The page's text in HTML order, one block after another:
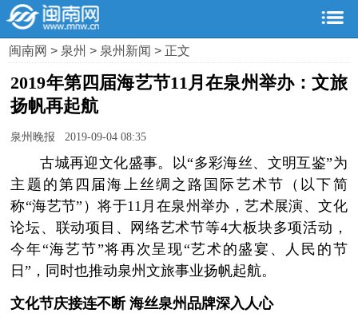
闽南网> 泉州> 泉州新闻> 正文
2019年第四届海艺节11月在泉州举办：文旅
扬帆再起航
泉州晚报 2019-09-04 08:35
古城再迎文化盛事。以“多彩海丝、文明互鉴”为
主题的第四届海上丝绸之路国际艺术节（以下简
称“海艺节”）将于11月在泉州举办，艺术展演、文化
论坛、联动项目、网络艺术节等4大板块多项活动，
今年“海艺节”将再次呈现“艺术的盛宴、人民的节
日”，同时也推动泉州文旅事业扬帆起航。
文化节庆接连不断 海丝泉州品牌深入人心